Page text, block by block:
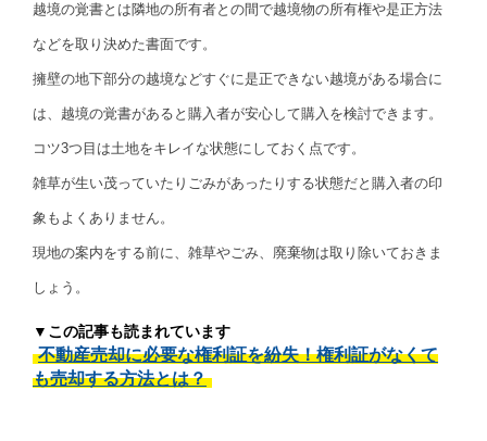
越境の覚書とは隣地の所有者との間で越境物の所有権や是正方法
などを取り決めた書面です。
擁壁の地下部分の越境などすぐに是正できない越境がある場合に
は、越境の覚書があると購入者が安心して購入を検討できます。
コツ3つ目は土地をキレイな状態にしておく点です。
雑草が生い茂っていたりごみがあったりする状態だと購入者の印
象もよくありません。
現地の案内をする前に、雑草やごみ、廃棄物は取り除いておきま
しょう。
▼この記事も読まれています
不動産売却に必要な権利証を紛失！権利証がなくて
も売却する方法とは？